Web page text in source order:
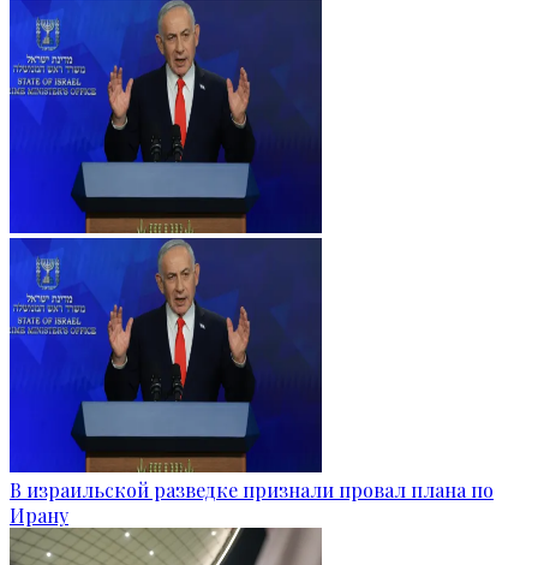
В израильской разведке признали провал плана по
Ирану